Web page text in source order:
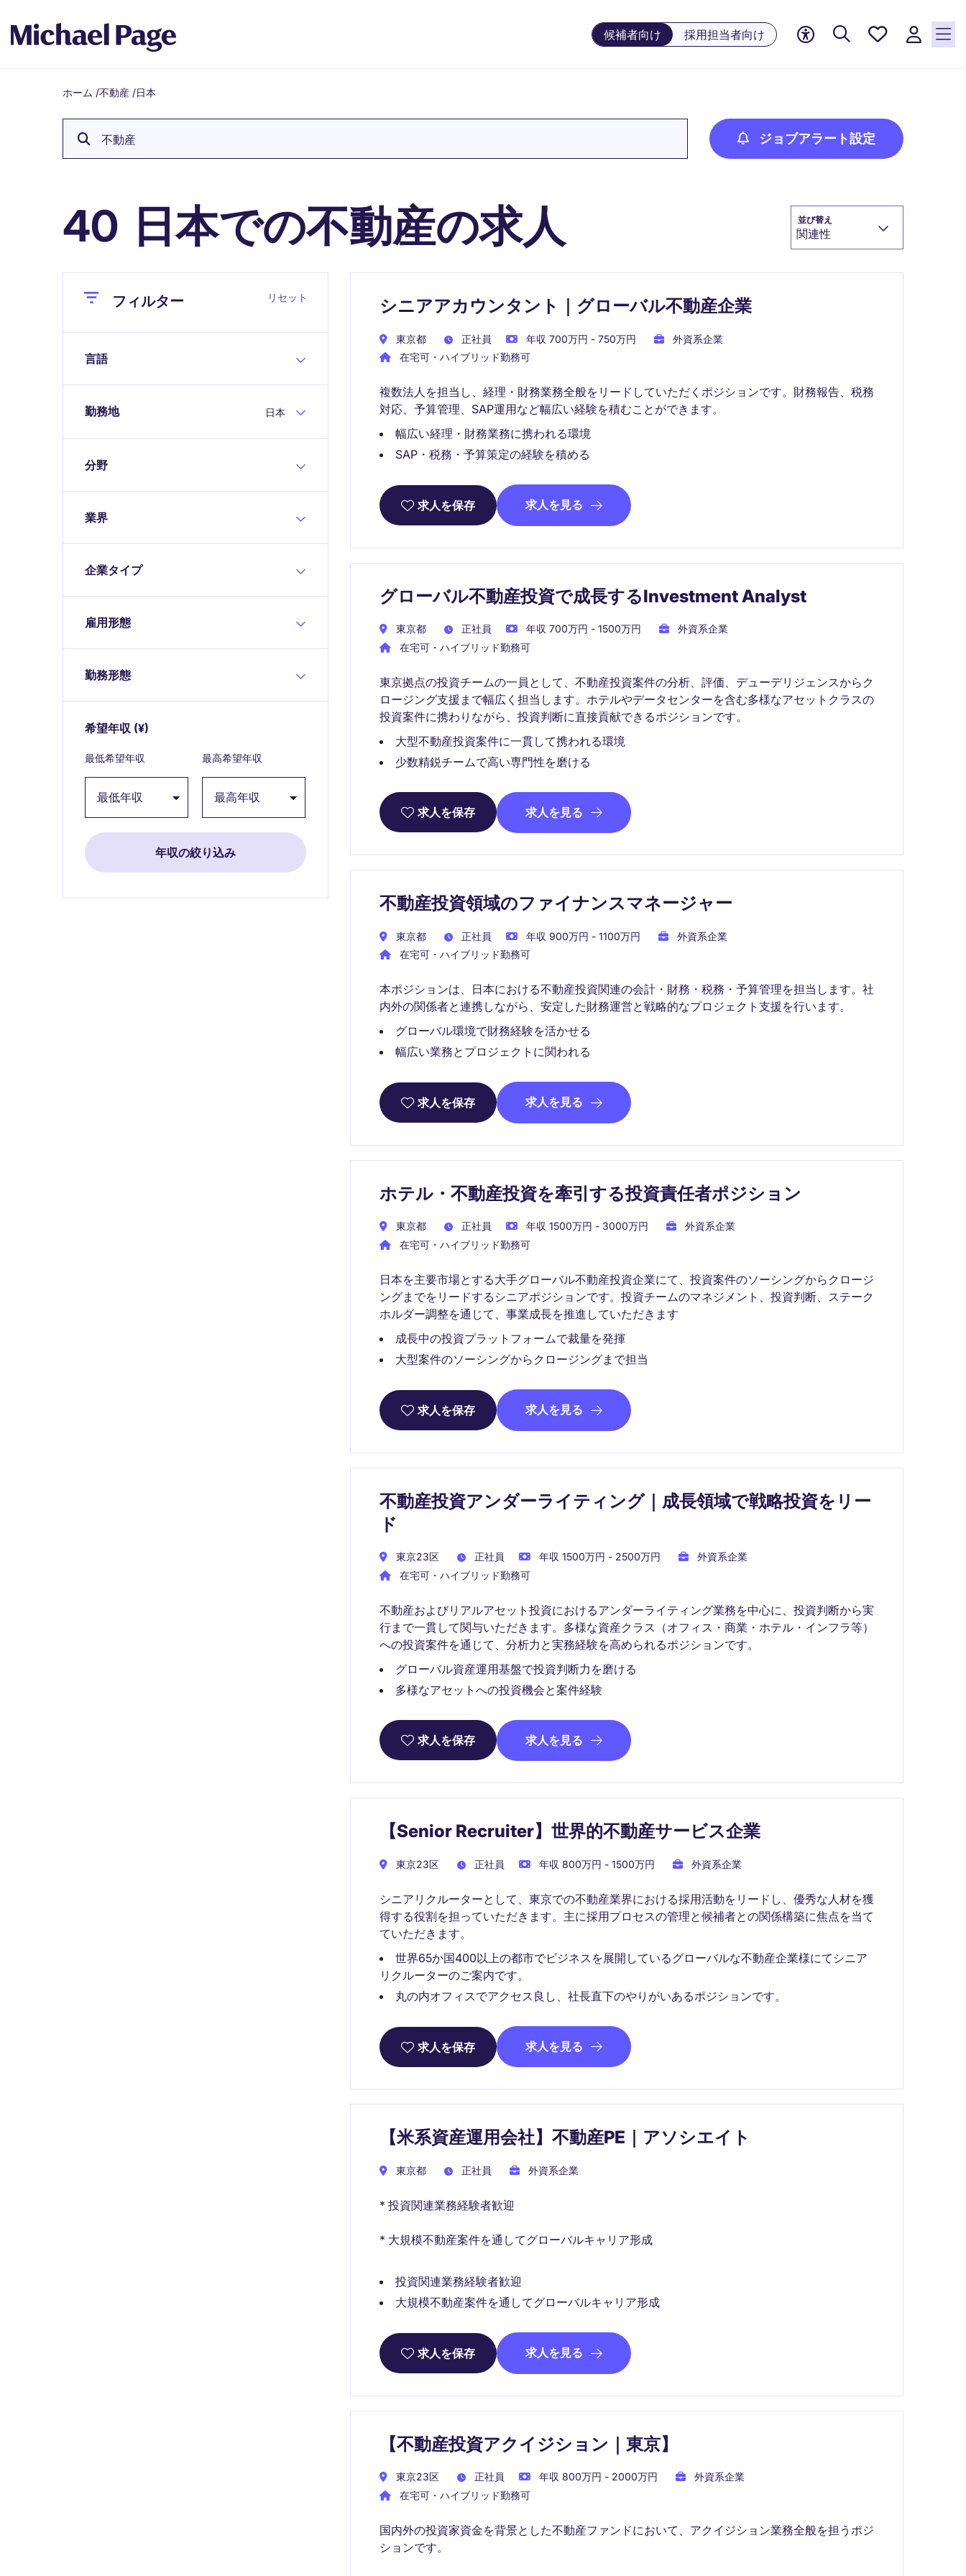
候補者向け 採用担当者向け
お気に
リスト
に保存
されて
Breadcrumb
ホーム /不動産 /日本
不動産 ジョブアラート設定
40 日本での不動産の求人 並び替え
関連性
Closeフィルター リセット
言語
勤務地 日本
分野
業界
企業タイプ
雇用形態
勤務形態
希望年収 (¥)
最低希望年収 最高希望年収
シニアアカウンタント｜グローバル不動産企業
東京都 正社員 年収 700万円 - 750万円
外資系企業
在宅可・ハイブリッド勤務可
複数法人を担当し、経理・財務業務全般をリードしていただくポジションです。財務報告、税務
対応、予算管理、SAP運用など幅広い経験を積むことができます。
幅広い経理・財務業務に携われる環境
SAP・税務・予算策定の経験を積める
求人を保存 求人を見る
グローバル不動産投資で成長するInvestment Analyst
東京都 正社員 年収 700万円 - 1500万円
外資系企業
在宅可・ハイブリッド勤務可
東京拠点の投資チームの一員として、不動産投資案件の分析、評価、デューデリジェンスからク
ロージング支援まで幅広く担当します。ホテルやデータセンターを含む多様なアセットクラスの
投資案件に携わりながら、投資判断に直接貢献できるポジションです。
大型不動産投資案件に一貫して携われる環境
少数精鋭チームで高い専門性を磨ける
求人を保存 求人を見る
不動産投資領域のファイナンスマネージャー
東京都 正社員 年収 900万円 - 1100万円
外資系企業
在宅可・ハイブリッド勤務可
本ポジションは、日本における不動産投資関連の会計・財務・税務・予算管理を担当します。社
内外の関係者と連携しながら、安定した財務運営と戦略的なプロジェクト支援を行います。
グローバル環境で財務経験を活かせる
幅広い業務とプロジェクトに関われる
求人を保存 求人を見る
ホテル・不動産投資を牽引する投資責任者ポジション
東京都 正社員 年収 1500万円 - 3000万円
外資系企業
在宅可・ハイブリッド勤務可
日本を主要市場とする大手グローバル不動産投資企業にて、投資案件のソーシングからクロージ
ングまでをリードするシニアポジションです。投資チームのマネジメント、投資判断、ステーク
ホルダー調整を通じて、事業成長を推進していただきます
成長中の投資プラットフォームで裁量を発揮
大型案件のソーシングからクロージングまで担当
求人を保存 求人を見る
不動産投資アンダーライティング｜成長領域で戦略投資をリー
ド
東京23区 正社員 年収 1500万円 - 2500万円
外資系企業
在宅可・ハイブリッド勤務可
不動産およびリアルアセット投資におけるアンダーライティング業務を中心に、投資判断から実
行まで一貫して関与いただきます。多様な資産クラス（オフィス・商業・ホテル・インフラ等）
への投資案件を通じて、分析力と実務経験を高められるポジションです。
グローバル資産運用基盤で投資判断力を磨ける
多様なアセットへの投資機会と案件経験
求人を保存 求人を見る
【Senior Recruiter】世界的不動産サービス企業
東京23区 正社員 年収 800万円 - 1500万円 外資系企業
シニアリクルーターとして、東京での不動産業界における採用活動をリードし、優秀な人材を獲
得する役割を担っていただきます。主に採用プロセスの管理と候補者との関係構築に焦点を当て
ていただきます。
世界65か国400以上の都市でビジネスを展開しているグローバルな不動産企業様にてシニア
リクルーターのご案内です。
丸の内オフィスでアクセス良し、社長直下のやりがいあるポジションです。
求人を保存 求人を見る
【米系資産運用会社】不動産PE｜アソシエイト
東京都 正社員 外資系企業
* 投資関連業務経験者歓迎
* 大規模不動産案件を通してグローバルキャリア形成
投資関連業務経験者歓迎
大規模不動産案件を通してグローバルキャリア形成
求人を保存 求人を見る
【不動産投資アクイジション｜東京】
東京23区 正社員 年収 800万円 - 2000万円
外資系企業
在宅可・ハイブリッド勤務可
国内外の投資家資金を背景とした不動産ファンドにおいて、アクイジション業務全般を担うポジ
ションです。